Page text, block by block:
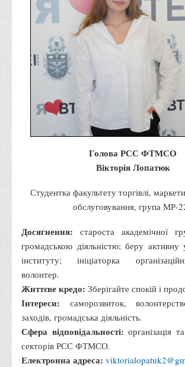
ТОП-20 кращих студентів
ТОП-20 кращих студентів 2025
ТОП-20 кращих студентів 2024
ТОП-20 кращих студентів 2023
ТОП-20 кращих студентів 2022
ТОП-20 кращих студентів 2021
ТОП-20 кращих студентів 2020
ТОП-20 кращих студентів 2018
Етапи вступної кампанії 2026
Перелік спеціальностей, освітніх програм
Перелік документів
Обсяги державного замовлення
Розклади проведення вступних випробувань
Розмір плати за надання освітніх послуг на
Приймальна комісія
Голова РСС ФТМСО
Вікторія Лопатюк
Студентка факультету торгівлі,
обслуговування, група МР-
Досягнення: староста академічної
громадською діяльністю; беру активну
інституту; ініціаторка
волонтер.
Життєве кредо: Зберігайте спокій і
Інтереси: саморозвиток,
заходів, громадська діяльність.
Сфера відповідальності: організація
секторів РСС ФТМСО.
Електронна адреса: